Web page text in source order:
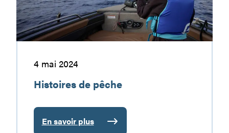
4 mai 2024
Histoires de pêche
En savoir plus
: